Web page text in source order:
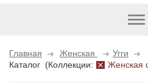
Главная Женская
Угги
Каталог (Коллекции: Женская